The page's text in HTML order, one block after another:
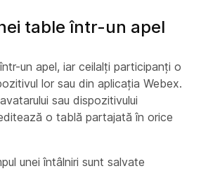
table într-un apel
un apel, iar ceilalți participanți o
lor sau din aplicația Webex.
sau dispozitivului
o tablă partajată în orice
unei întâlniri sunt salvate